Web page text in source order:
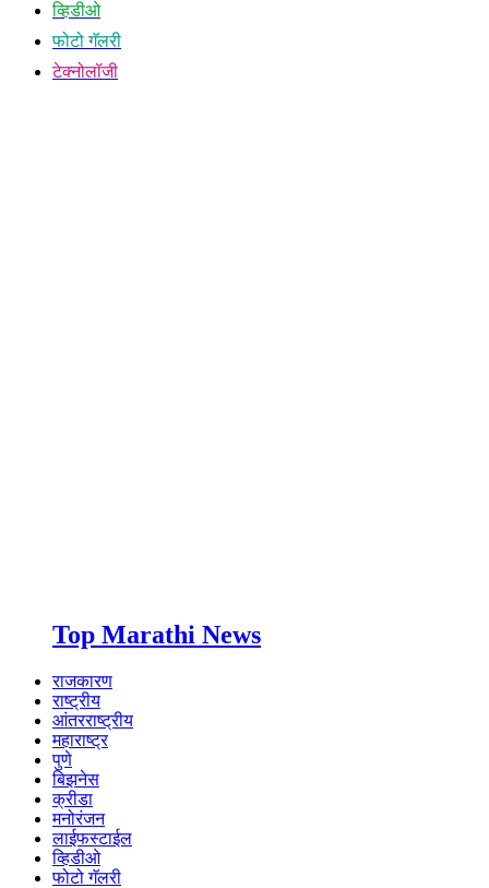
व्हिडीओ
फोटो गॅलरी
टेक्नोलॉजी
Top Marathi News
राजकारण
राष्ट्रीय
आंतरराष्ट्रीय
महाराष्ट्र
पुणे
बिझनेस
क्रीडा
मनोरंजन
लाईफस्टाईल
व्हिडीओ
फोटो गॅलरी